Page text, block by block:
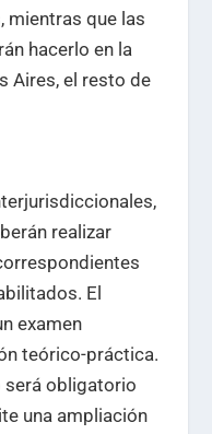
mientras que las
hacerlo en la
Aires, el resto de
realizar
El
examen
teórico-práctica.
será obligatorio
una ampliación